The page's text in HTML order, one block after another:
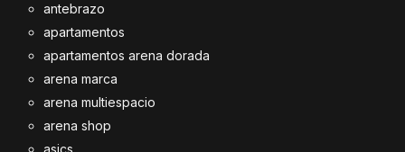
antebrazo
apartamentos
apartamentos arena dorada
arena marca
arena multiespacio
arena shop
asics